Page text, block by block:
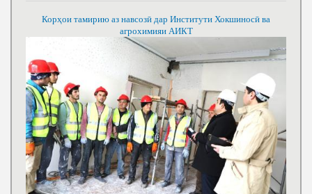
Корҳои тамирию аз навсозӣ дар Институти Хокшиносӣ ва
агрохимияи АИКТ